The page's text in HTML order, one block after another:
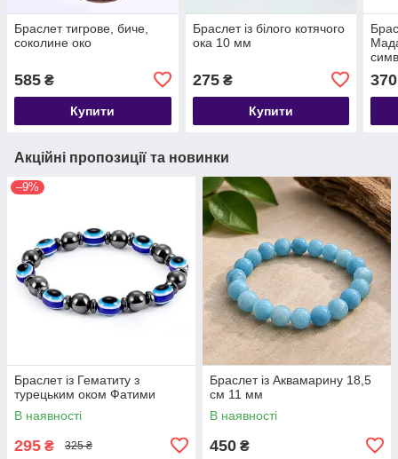
Браслет тигрове, биче,
соколине око
585 ₴
Купити
Браслет із білого котячого
ока 10 мм
275₴
Купити
370
Акційні пропозиції та новинки
–9%
Браслет із Гематиту з
турецьким оком Фатими
В наявності
295 ₴ 325 ₴
​​​​​​​Браслет із Аквамарину 18,5
см 11 мм
В наявності
450 ₴